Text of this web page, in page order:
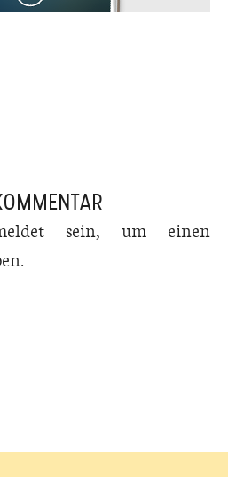
sein, um einen